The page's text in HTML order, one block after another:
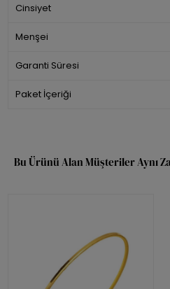
Cinsiyet
Menşei
Garanti Süresi
Paket İçeriği
Bu Ürünü Alan Müşteriler Aynı